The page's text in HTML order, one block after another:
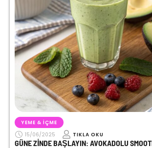
YEME & İÇME
15/06/2025
TIKLA OKU
GÜNE ZINDE BAŞLAYIN: AVOKADOLU